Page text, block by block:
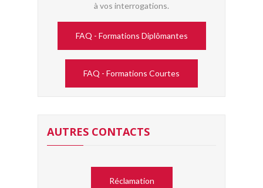
à vos interrogations.
FAQ - Formations Diplômantes
FAQ - Formations Courtes
AUTRES CONTACTS
Réclamation